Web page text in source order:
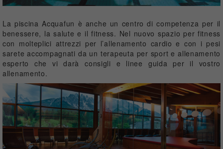
La piscina Acquafun è anche un centro di competenza per il
benessere, la salute e il fitness. Nel nuovo spazio per fitness
con molteplici attrezzi per l’allenamento cardio e con i pesi
sarete accompagnati da un terapeuta per sport e allenamento
esperto che vi darà consigli e linee guida per il vostro
allenamento.